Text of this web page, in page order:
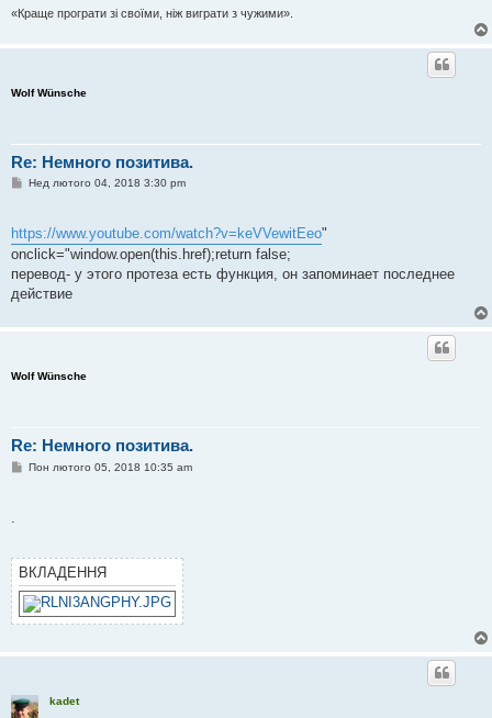
«Краще програти зі своїми, ніж виграти з чужими».
Wolf Wünsche
Re: Немного позитива.
П
д
о
м
л
е
н
я
Нед лютого 04, 2018 3:30 pm
https://www.youtube.com/watch?v=keVVewitEeo"
onclick="window.open(this.href);return false;
перевод- у этого протеза есть функция, он запоминает последнее
действие
Wolf Wünsche
Re: Немного позитива.
П
л
е
н
н
я
Пон лютого 05, 2018 10:35 am
ВКЛАДЕННЯ
kadet